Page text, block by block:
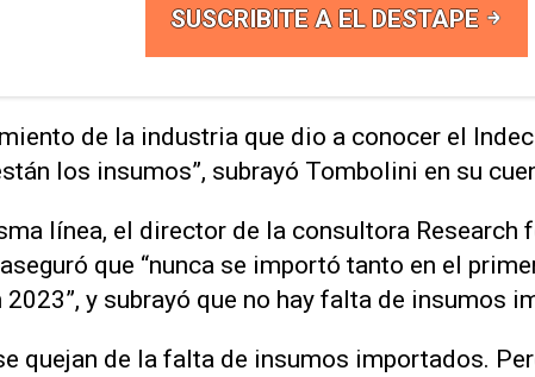
SUSCRIBITE A EL DESTAPE
de la industria que dio a conocer el
los insumos”, subrayó Tombolini en su
línea, el director de la consultora Research
que “nunca se importó tanto en el
2023”, y subrayó que no hay falta de insumos
quejan de la falta de insumos importados.